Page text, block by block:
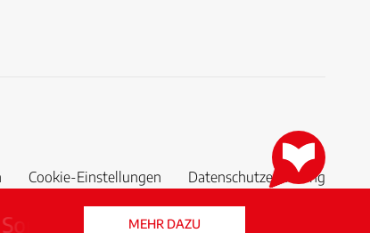
wegen Update nicht
MEHR DAZU
Cookie-Einstellungen Datenschutzerklärung